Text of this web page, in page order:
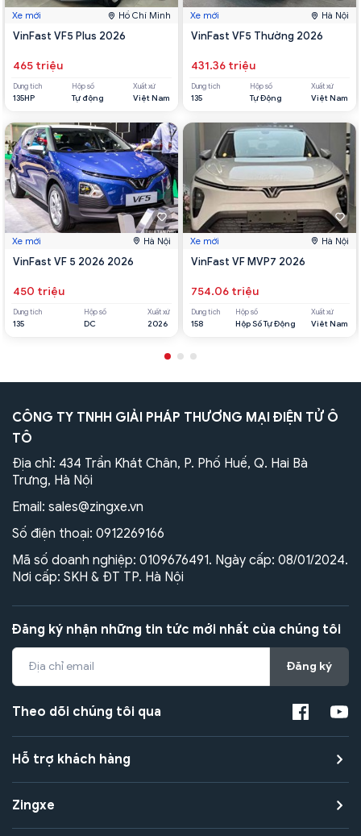
Xe mới Hồ Chí Minh
VinFast VF5 Plus 2026
465 triệu
Dung tích
135HP
Hộp số
Tự động
Xuất xứ
Việt Nam
Xe mới Hà Nội
VinFast VF 5 2026 2026
450 triệu
Dung tích
135
Hộp số
DC
Xuất xứ
2026
Xe mới Hà Nội
VinFast VF5 Thường 2026
431.36 triệu
Dung tích
135
Hộp số
Tự Động
Xuất xứ
Việt Nam
Xe mới Hà Nội
VinFast VF MVP7 2026
754.06 triệu
Dung tích
158
Hộp số
Hộp Số Tự Động
Xuất xứ
Viêt Nam
CÔNG TY TNHH GIẢI PHÁP THƯƠNG MẠI ĐIỆN TỬ Ô
TÔ
Địa chỉ: 434 Trần Khát Chân, P. Phố Huế, Q. Hai Bà
Trưng, Hà Nội
Email: sales@zingxe.vn
Số điện thoại: 0912269166
Mã số doanh nghiệp: 0109676491. Ngày cấp: 08/01/2024.
Nơi cấp: SKH & ĐT TP. Hà Nội
Đăng ký nhận những tin tức mới nhất của chúng tôi
Đăng ký
Theo dõi chúng tôi qua
Hỗ trợ khách hàng
Zingxe